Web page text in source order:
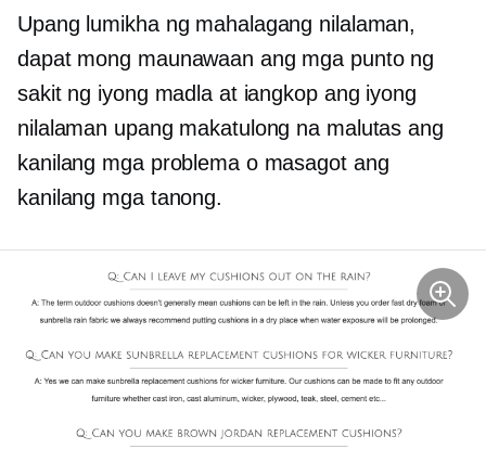
Upang lumikha ng mahalagang nilalaman,
dapat mong maunawaan ang mga punto ng
sakit ng iyong madla at iangkop ang iyong
nilalaman upang makatulong na malutas ang
kanilang mga problema o masagot ang
kanilang mga tanong.